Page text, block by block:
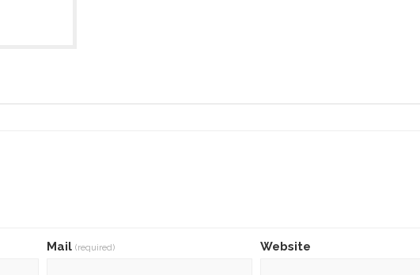
Mail (required) Website